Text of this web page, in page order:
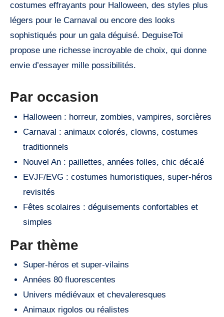
costumes effrayants pour Halloween, des styles plus
légers pour le Carnaval ou encore des looks
sophistiqués pour un gala déguisé. DeguiseToi
propose une richesse incroyable de choix, qui donne
envie d’essayer mille possibilités.
Par occasion
Halloween : horreur, zombies, vampires, sorcières
Carnaval : animaux colorés, clowns, costumes
traditionnels
Nouvel An : paillettes, années folles, chic décalé
EVJF/EVG : costumes humoristiques, super-héros
revisités
Fêtes scolaires : déguisements confortables et
simples
Par thème
Super-héros et super-vilains
Années 80 fluorescentes
Univers médiévaux et chevaleresques
Animaux rigolos ou réalistes